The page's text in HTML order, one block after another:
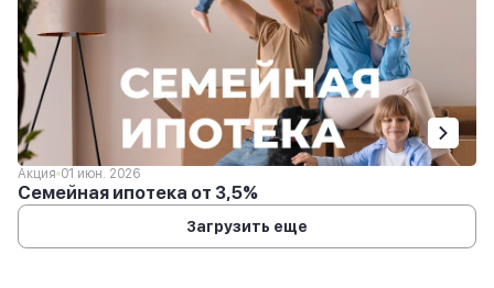
Акция 01 июн. 2026
Семейная ипотека от 3,5%
Загрузить еще